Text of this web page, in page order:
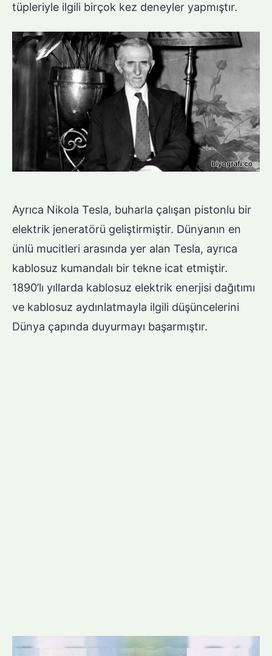
tüpleriyle ilgili birçok kez deneyler yapmıştır.
Ayrıca Nikola Tesla, buharla çalışan pistonlu bir
elektrik jeneratörü geliştirmiştir. Dünyanın en
ünlü mucitleri arasında yer alan Tesla, ayrıca
kablosuz kumandalı bir tekne icat etmiştir.
1890’lı yıllarda kablosuz elektrik enerjisi dağıtımı
ve kablosuz aydınlatmayla ilgili düşüncelerini
Dünya çapında duyurmayı başarmıştır.